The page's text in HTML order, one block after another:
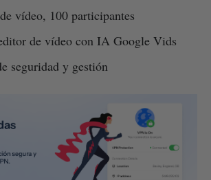
vídeo, 100 participantes
de vídeo con IA Google Vids
seguridad y gestión